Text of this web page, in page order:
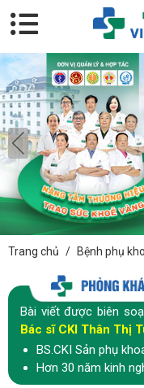
Trang chủ / Bệnh phụ
Bài viết được biên
Bác sĩ CKI Thân Thị
BS.CKI Sản phụ
Hơn 30 năm kinh